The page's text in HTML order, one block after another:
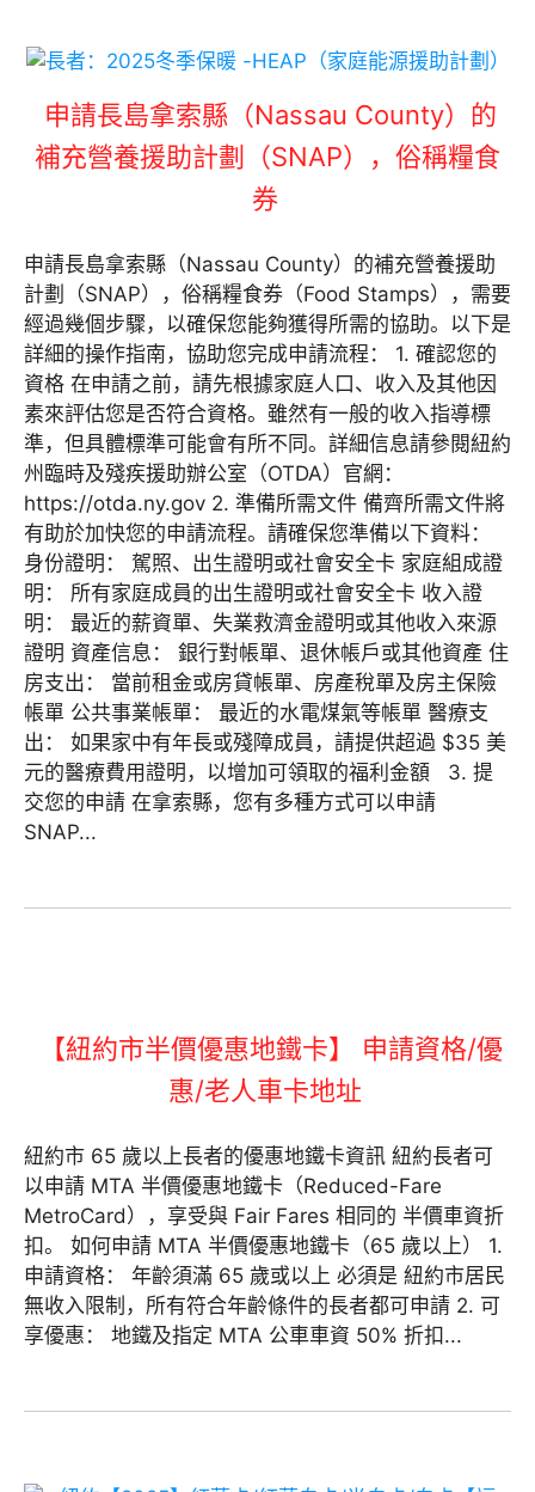
申請長島拿索縣（Nassau County）的
補充營養援助計劃（SNAP），俗稱糧食
券
申請長島拿索縣（Nassau County）的補充營養援助
計劃（SNAP），俗稱糧食券（Food Stamps），需要
經過幾個步驟，以確保您能夠獲得所需的協助。以下是
詳細的操作指南，協助您完成申請流程： 1. 確認您的
資格 在申請之前，請先根據家庭人口、收入及其他因
素來評估您是否符合資格。雖然有一般的收入指導標
準，但具體標準可能會有所不同。詳細信息請參閱紐約
州臨時及殘疾援助辦公室（OTDA）官網：
https://otda.ny.gov 2. 準備所需文件 備齊所需文件將
有助於加快您的申請流程。請確保您準備以下資料：
身份證明： 駕照、出生證明或社會安全卡 家庭組成證
明： 所有家庭成員的出生證明或社會安全卡 收入證
明： 最近的薪資單、失業救濟金證明或其他收入來源
證明 資產信息： 銀行對帳單、退休帳戶或其他資產 住
房支出： 當前租金或房貸帳單、房產稅單及房主保險
帳單 公共事業帳單： 最近的水電煤氣等帳單 醫療支
出： 如果家中有年長或殘障成員，請提供超過 $35 美
元的醫療費用證明，以增加可領取的福利金額 3. 提
交您的申請 在拿索縣，您有多種方式可以申請
SNAP...
【紐約市半價優惠地鐵卡】 申請資格/優
惠/老人車卡地址
紐約市 65 歲以上長者的優惠地鐵卡資訊 紐約長者可
以申請 MTA 半價優惠地鐵卡（Reduced-Fare
MetroCard），享受與 Fair Fares 相同的 半價車資折
扣。 如何申請 MTA 半價優惠地鐵卡（65 歲以上） 1.
申請資格： 年齡須滿 65 歲或以上 必須是 紐約市居民
無收入限制，所有符合年齡條件的長者都可申請 2. 可
享優惠： 地鐵及指定 MTA 公車車資 50% 折扣...